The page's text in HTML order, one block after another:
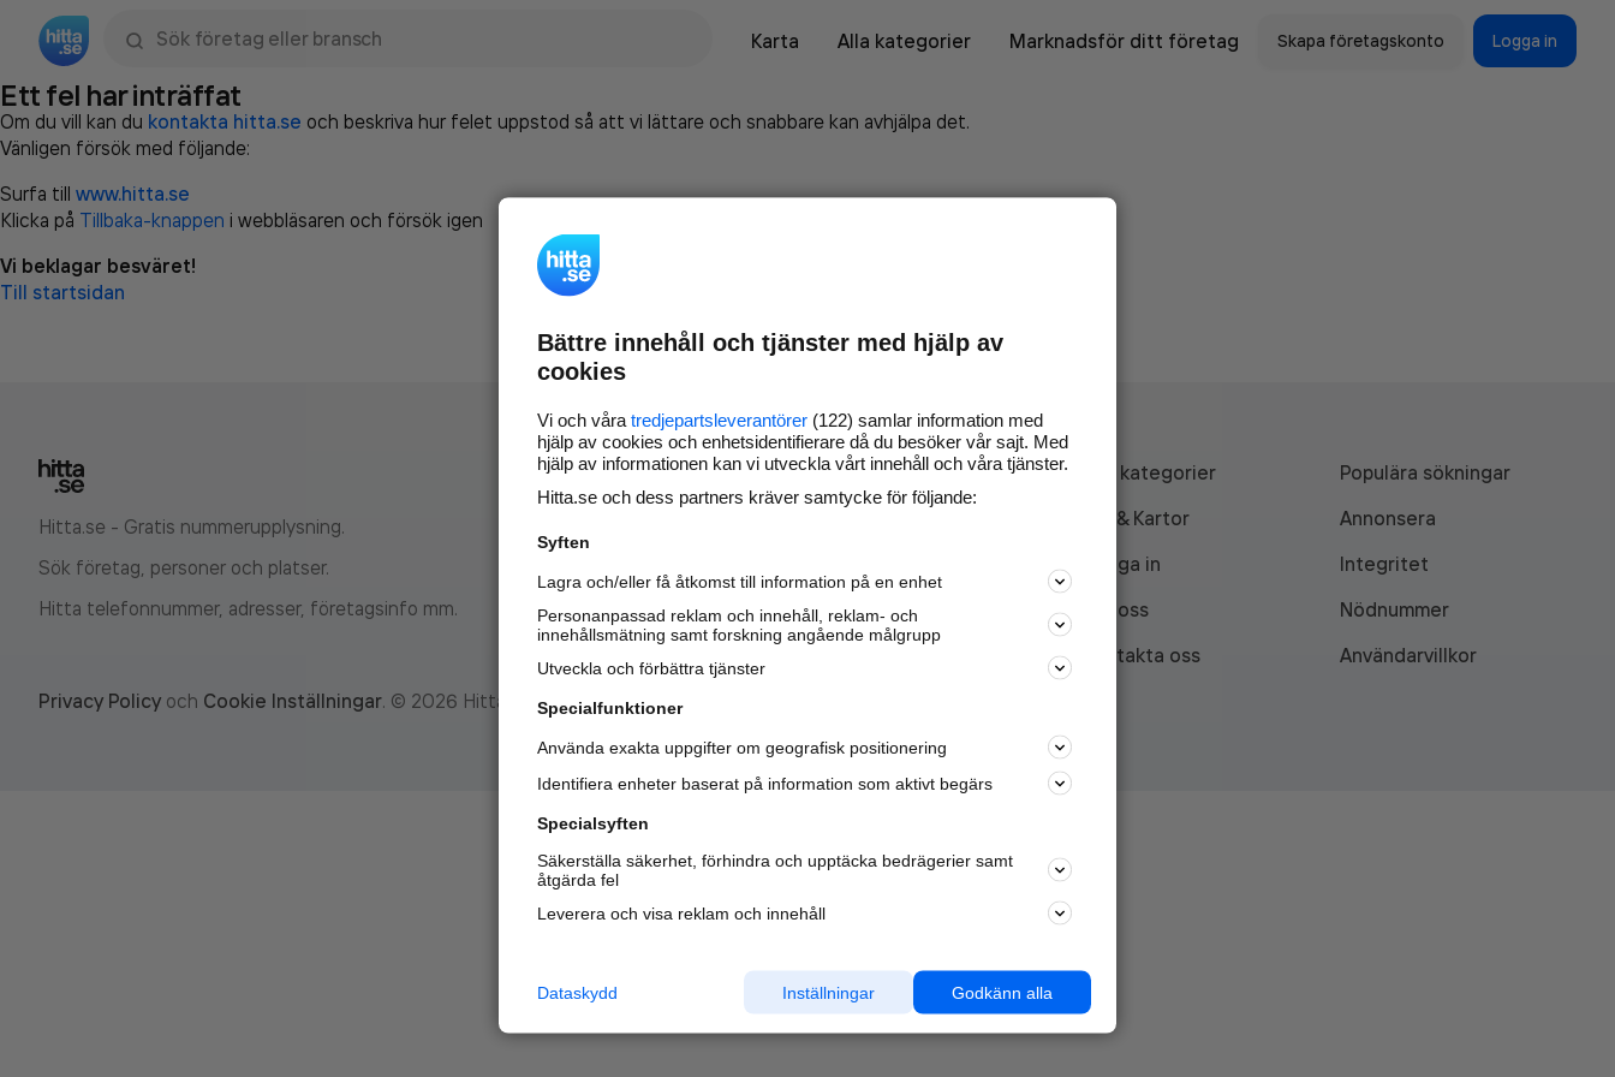
Karta
Alla kategorier Marknadsför ditt företag Skapa företagskonto Logga in
Ett fel har inträffat
Om du vill kan du kontakta hitta.se och beskriva hur felet uppstod så att vi lättare och snabbare kan avhjälpa det.
Vänligen försök med följande:
Surfa till www.hitta.se
Klicka på Tillbaka-knappen i webbläsaren och försök igen
Vi beklagar besväret!
Till startsidan
Hitta.se - Gratis nummerupplysning.
Sök företag, personer och platser.
Hitta telefonnummer, adresser, företagsinfo mm.
Marknadsför företaget på
nya kunder och
samarbetspartners nära dig.
Läs mer här
Alla kategorier
Populära sökningar
API & Kartor
Annonsera
Logga in
Integritet
Om oss
Nödnummer
Kontakta oss
Användarvillkor
Privacy Policy och Cookie Inställningar. © 2026 Hitta.se
Bättre innehåll och tjänster med hjälp av
cookies
Vi och våra tredjepartsleverantörer (122) samlar information med
hjälp av cookies och enhetsidentifierare då du besöker vår sajt. Med
hjälp av informationen kan vi utveckla vårt innehåll och våra tjänster.
Hitta.se och dess partners kräver samtycke för följande:
Syften
Lagra och/eller få åtkomst till information på en enhet
Personanpassad reklam och innehåll, reklam- och
innehållsmätning samt forskning angående målgrupp
Utveckla och förbättra tjänster
Specialfunktioner
Använda exakta uppgifter om geografisk positionering
Identifiera enheter baserat på information som aktivt begärs
Specialsyften
Säkerställa säkerhet, förhindra och upptäcka bedrägerier samt
åtgärda fel
Leverera och visa reklam och innehåll
Godkänn alla
Inställningar
Dataskydd